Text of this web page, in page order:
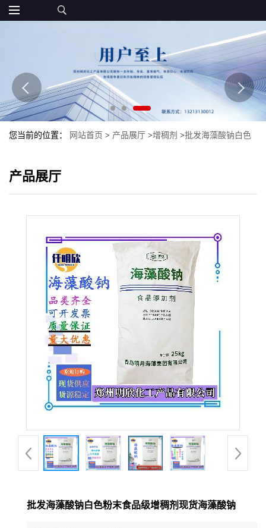
您当前的位置： 网站首页 > 产品展厅 >增稠剂 >批发海藻酸钠白色
产品展厅
批发海藻酸钠白色粉末食品级增稠剂现货海藻酸钠